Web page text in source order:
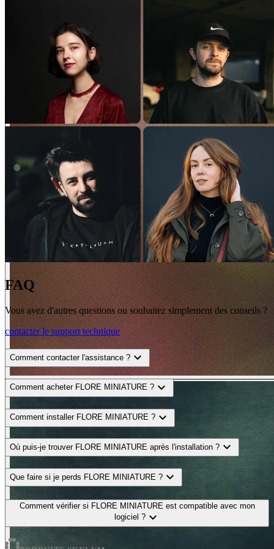
BEFORE
arrow_back_ios
arrow_forward_ios
AFTER
FAQ
Vous avez d'autres questions ou souhaitez simplement des conseils ?
contacter le support technique
Comment contacter l'assistance ? expand_more
Comment acheter FLORE MINIATURE ? expand_more
Comment installer FLORE MINIATURE ? expand_more
Où puis-je trouver FLORE MINIATURE après l'installation ? expand_more
Que faire si je perds FLORE MINIATURE ? expand_more
Comment vérifier si FLORE MINIATURE est compatible avec mon
logiciel ?expand_more